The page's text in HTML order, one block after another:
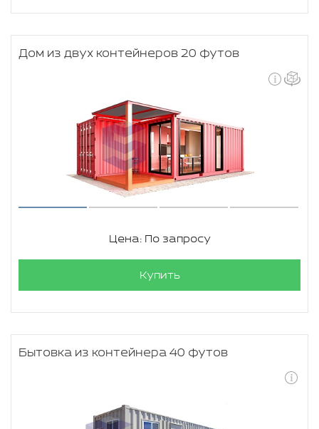
Дом из двух контейнеров 20 футов
Цена: По запросу
Купить
Бытовка из контейнера 40 футов